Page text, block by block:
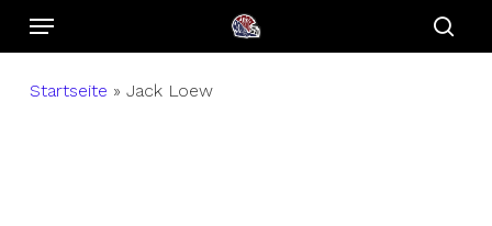
SkipMenu
Startseite » Jack Loew